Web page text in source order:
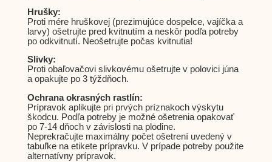
Hrušky:
Proti mére hruškovej (prezimujúce dospelce, vajíčka a
larvy) ošetrujte pred kvitnutím a neskôr podľa potreby
po odkvitnutí. Neošetrujte počas kvitnutia!
Slivky:
Proti obaľovačovi slivkovému ošetrujte v polovici júna
a opakujte po 3 týždňoch.
Ochrana okrasných rastlín:
Prípravok aplikujte pri prvých príznakoch výskytu
škodcu. Podľa potreby je možné ošetrenia opakovať
po 7-14 dňoch v závislosti na plodine.
Neprekračujte maximálny počet ošetrení uvedený v
tabuľke na etikete prípravku. V prípade potreby použite
alternatívny prípravok.